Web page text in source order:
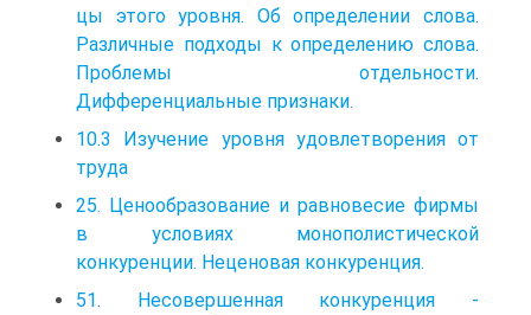
цы этого уровня. Об определении слова.
Различные подходы к определению слова.
Проблемы отдельности.
Дифференциальные признаки.
10.3 Изучение уровня удовлетворения от
труда
25. Ценообразование и равновесие фирмы
в условиях монополистической
конкуренции. Неценовая конкуренция.
51. Несовершенная конкуренция -